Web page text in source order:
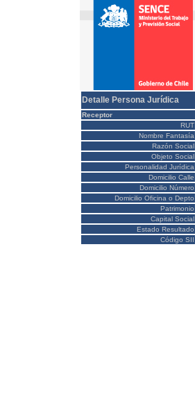
Detalle Persona Jurídica
Receptor
RUT
Nombre Fantasía
Razón Social
Objeto Social
Personalidad Jurídica
Domicilio Calle
Domicilio Número
Domicilio Oficina o Depto
Patrimonio
Capital Social
Estado Resultado
Código SII